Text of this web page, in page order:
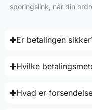
sporingslink, når din
Er betalingen
Hvilke
Hvad er